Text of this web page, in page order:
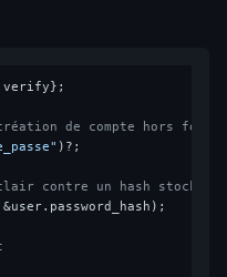
verify};
de compte hors
)?;
contre un hash stocké